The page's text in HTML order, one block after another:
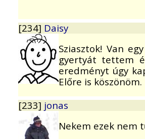
[234] Daisy
Sziasztok! Van
gyertyát tettem
eredményt úgy
Előre is köszönöm.
[233] jonas
Nekem ezek nem